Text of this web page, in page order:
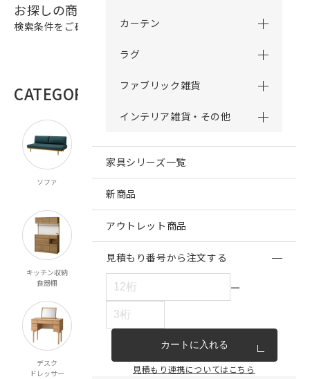
カーテン
ラグ
ファブリック雑貨
インテリア雑貨・その他
家具シリーズ一覧
新商品
アウトレット商品
見積もり番号から注文する
ー
カートに入れる
見積もり連携についてはこちら
お探しの商品は見つかりませんでした。
検索条件をご確認の上、再検索をお願いいたします。
CATEGORY
ソファ
チェア・ベンチ
スツール
テーブル ダイニング
キッチン収納
食器棚
リビング収納 テレビボード
デスク
ドレッサー
ミラー ペット対応 こたつ